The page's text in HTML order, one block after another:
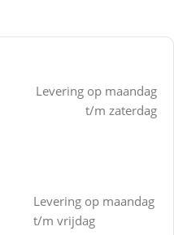
Levering op maandag
t/m zaterdag
Levering op maandag
t/m vrijdag